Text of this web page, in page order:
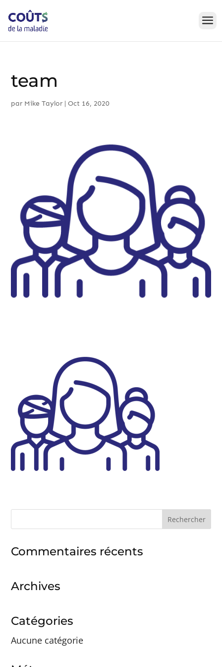
to
content
team
par Mike Taylor |Oct 16, 2020
Commentaires récents
Archives
Catégories
Aucune catégorie